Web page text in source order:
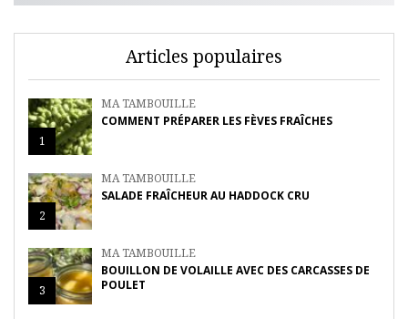
Articles populaires
1
MA TAMBOUILLE
COMMENT PRÉPARER LES FÈVES FRAÎCHES
2
MA TAMBOUILLE
SALADE FRAÎCHEUR AU HADDOCK CRU
3
MA TAMBOUILLE
BOUILLON DE VOLAILLE AVEC DES CARCASSES DE
POULET